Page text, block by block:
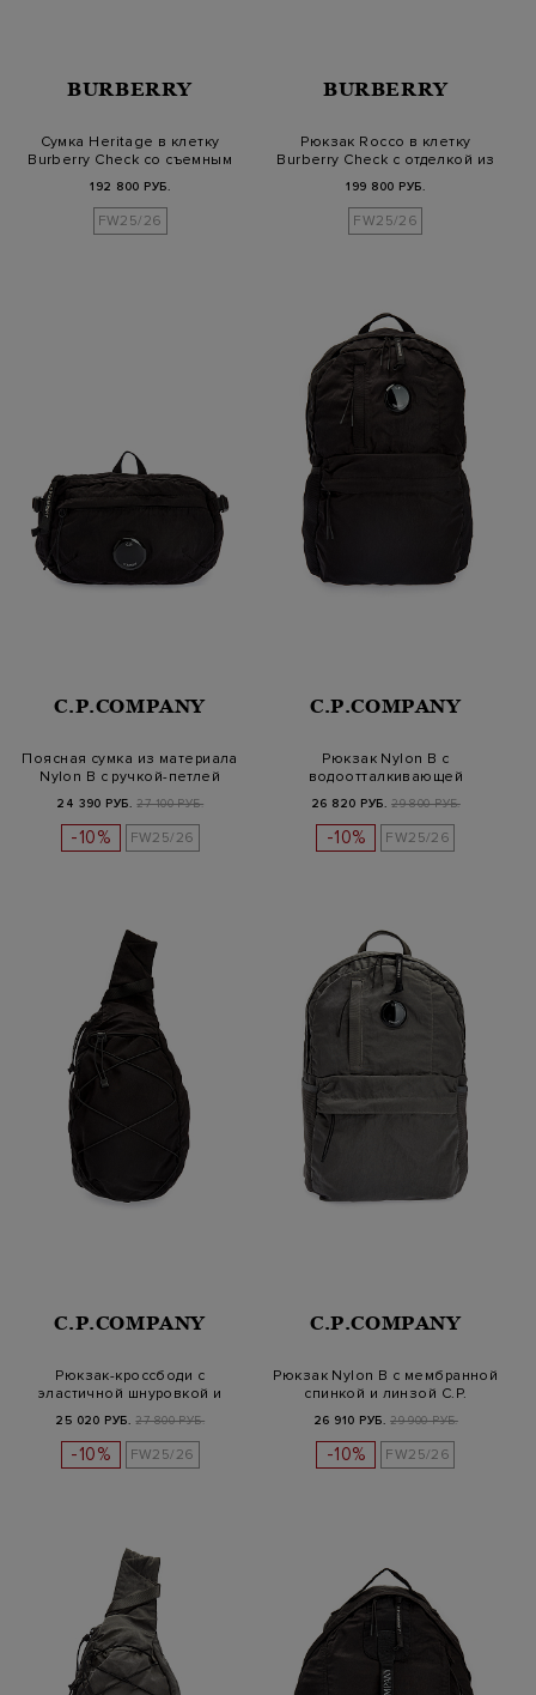
BURBERRY
Сумка Heritage в клетку
Burberry Check со съемным
192 800 РУБ.
FW25/26
BURBERRY
Рюкзак Rocco в клетку
Burberry Check с отделкой из
199 800 РУБ.
FW25/26
C.P.COMPANY
Поясная сумка из материала
Nylon B с ручкой-петлей
24 390 РУБ. 27 100 РУБ.
-10% FW25/26
C.P.COMPANY
Рюкзак Nylon B с
водоотталкивающей
26 820 РУБ. 29 800 РУБ.
-10% FW25/26
C.P.COMPANY
Рюкзак-кроссбоди с
эластичной шнуровкой и
25 020 РУБ. 27 800 РУБ.
-10% FW25/26
C.P.COMPANY
Рюкзак Nylon B с мембранной
спинкой и линзой C.P.
26 910 РУБ. 29 900 РУБ.
-10% FW25/26